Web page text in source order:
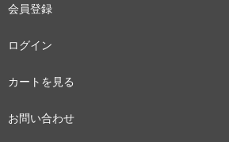
会員登録
ログイン
カートを見る
お問い合わせ